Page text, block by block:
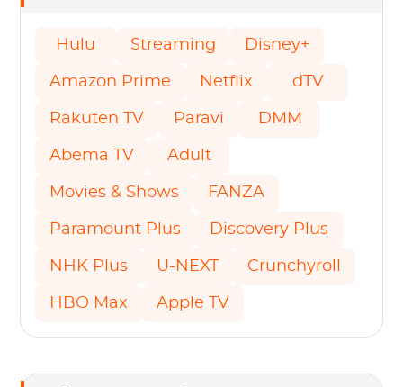
Hulu Streaming Disney+
Amazon Prime Netflix dTV
Rakuten TV Paravi DMM
Abema TV Adult
Movies & Shows FANZA
Paramount Plus Discovery Plus
NHK Plus U-NEXT Crunchyroll
HBO Max Apple TV